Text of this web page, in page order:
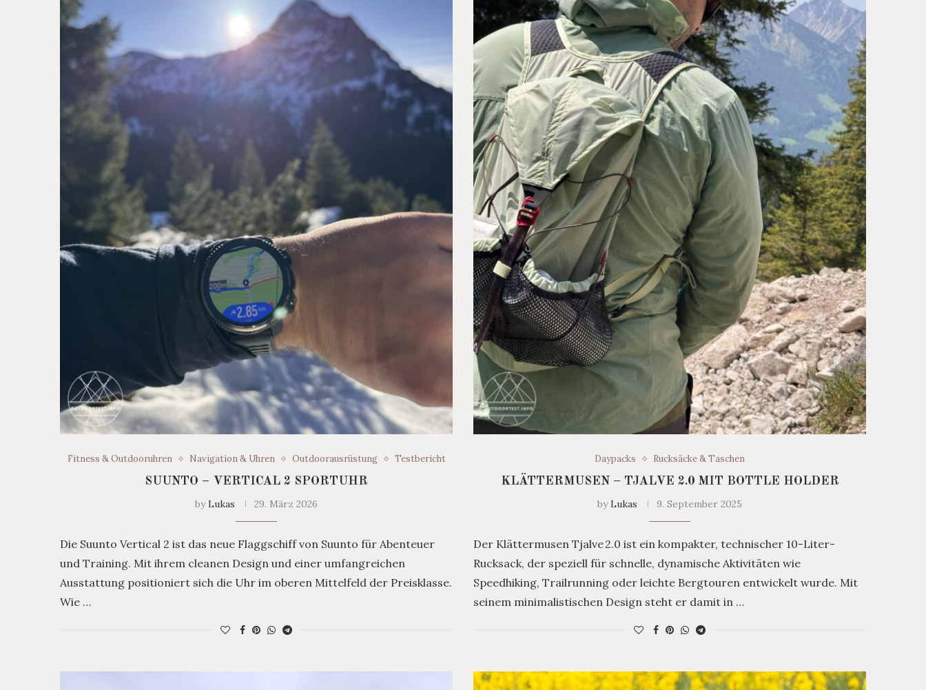
Fitness & Outdooruhren Navigation & Uhren Outdoorausrüstung Testbericht
SUUNTO – VERTICAL 2 SPORTUHR
byLukas 29. März 2026
Die Suunto Vertical 2 ist das neue Flaggschiff von Suunto für Abenteuer
und Training. Mit ihrem cleanen Design und einer umfangreichen
Ausstattung positioniert sich die Uhr im oberen Mittelfeld der Preisklasse.
Wie …
Daypacks Rucksäcke & Taschen
KLÄTTERMUSEN – TJALVE 2.0 MIT BOTTLE HOLDER
byLukas 9. September 2025
Der Klättermusen Tjalve 2.0 ist ein kompakter, technischer 10-Liter-
Rucksack, der speziell für schnelle, dynamische Aktivitäten wie
Speedhiking, Trailrunning oder leichte Bergtouren entwickelt wurde. Mit
seinem minimalistischen Design steht er damit in …